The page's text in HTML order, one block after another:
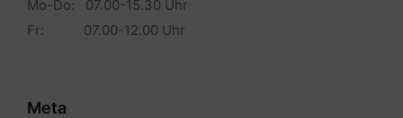
Mo-Do: 07.00-15.30 Uhr
Fr: 07.00-12.00 Uhr
Meta